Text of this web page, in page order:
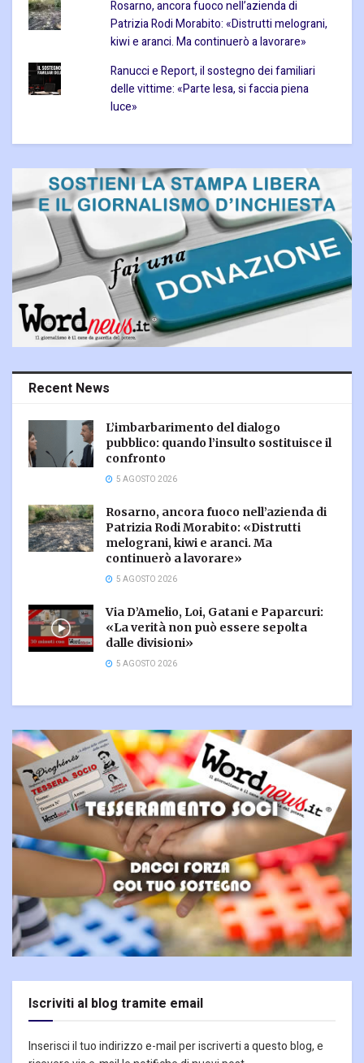
Rosarno, ancora fuoco nell’azienda di
Patrizia Rodi Morabito: «Distrutti melograni,
kiwi e aranci. Ma continuerò a lavorare»
Ranucci e Report, il sostegno dei familiari
delle vittime: «Parte lesa, si faccia piena
luce»
Recent News
L’imbarbarimento del dialogo
pubblico: quando l’insulto sostituisce il
confronto
5 AGOSTO 2026
Rosarno, ancora fuoco nell’azienda di
Patrizia Rodi Morabito: «Distrutti
melograni, kiwi e aranci. Ma
continuerò a lavorare»
5 AGOSTO 2026
Via D’Amelio, Loi, Gatani e Paparcuri:
«La verità non può essere sepolta
dalle divisioni»
5 AGOSTO 2026
Iscriviti al blog tramite email
Inserisci il tuo indirizzo e-mail per iscriverti a questo blog, e